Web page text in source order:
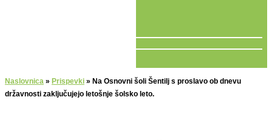
Naslovnica » Prispevki » Na Osnovni šoli Šentilj s proslavo ob dnevu
državnosti zaključujejo letošnje šolsko leto.